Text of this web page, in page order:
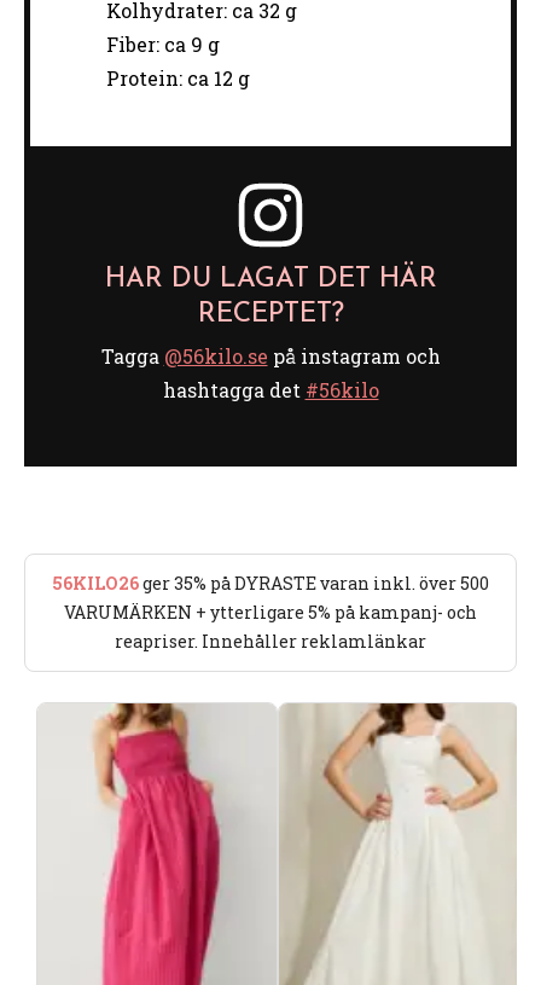
Kolhydrater: ca 32 g
Fiber: ca 9 g
Protein: ca 12 g
HAR DU LAGAT DET HÄR
RECEPTET?
Tagga @56kilo.se på instagram och
hashtagga det #56kilo
56KILO26ger 35% på DYRASTE varan inkl. över 500
VARUMÄRKEN + ytterligare 5% på kampanj- och
reapriser. Innehåller reklamlänkar